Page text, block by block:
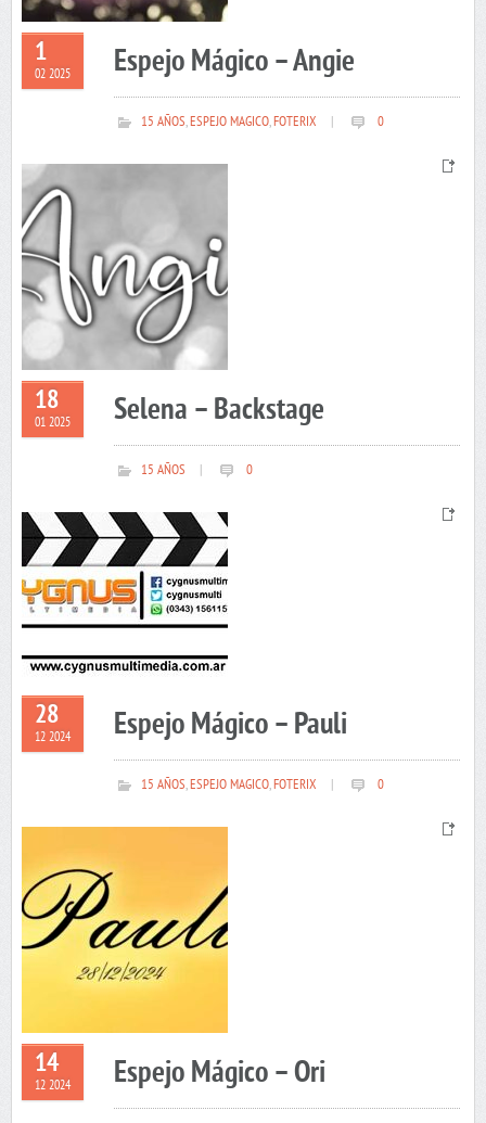
1
02 2025 Espejo Mágico – Angie
15 AÑOS,ESPEJO MAGICO,FOTERIX 0
18
01 2025 Selena – Backstage
15 AÑOS 0
28
12 2024 Espejo Mágico – Pauli
15 AÑOS,ESPEJO MAGICO,FOTERIX 0
14
12 2024 Espejo Mágico – Ori